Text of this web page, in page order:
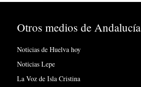
Otros medios de Andalucía
Noticias de Huelva hoy
Noticias Lepe
La Voz de Isla Cristina